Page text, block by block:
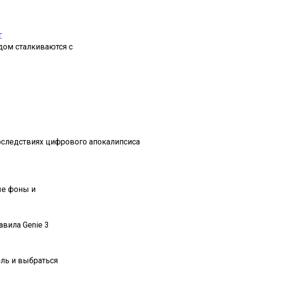
сталкиваются с
цифрового апокалипсиса
фоны и
Genie 3
и выбраться